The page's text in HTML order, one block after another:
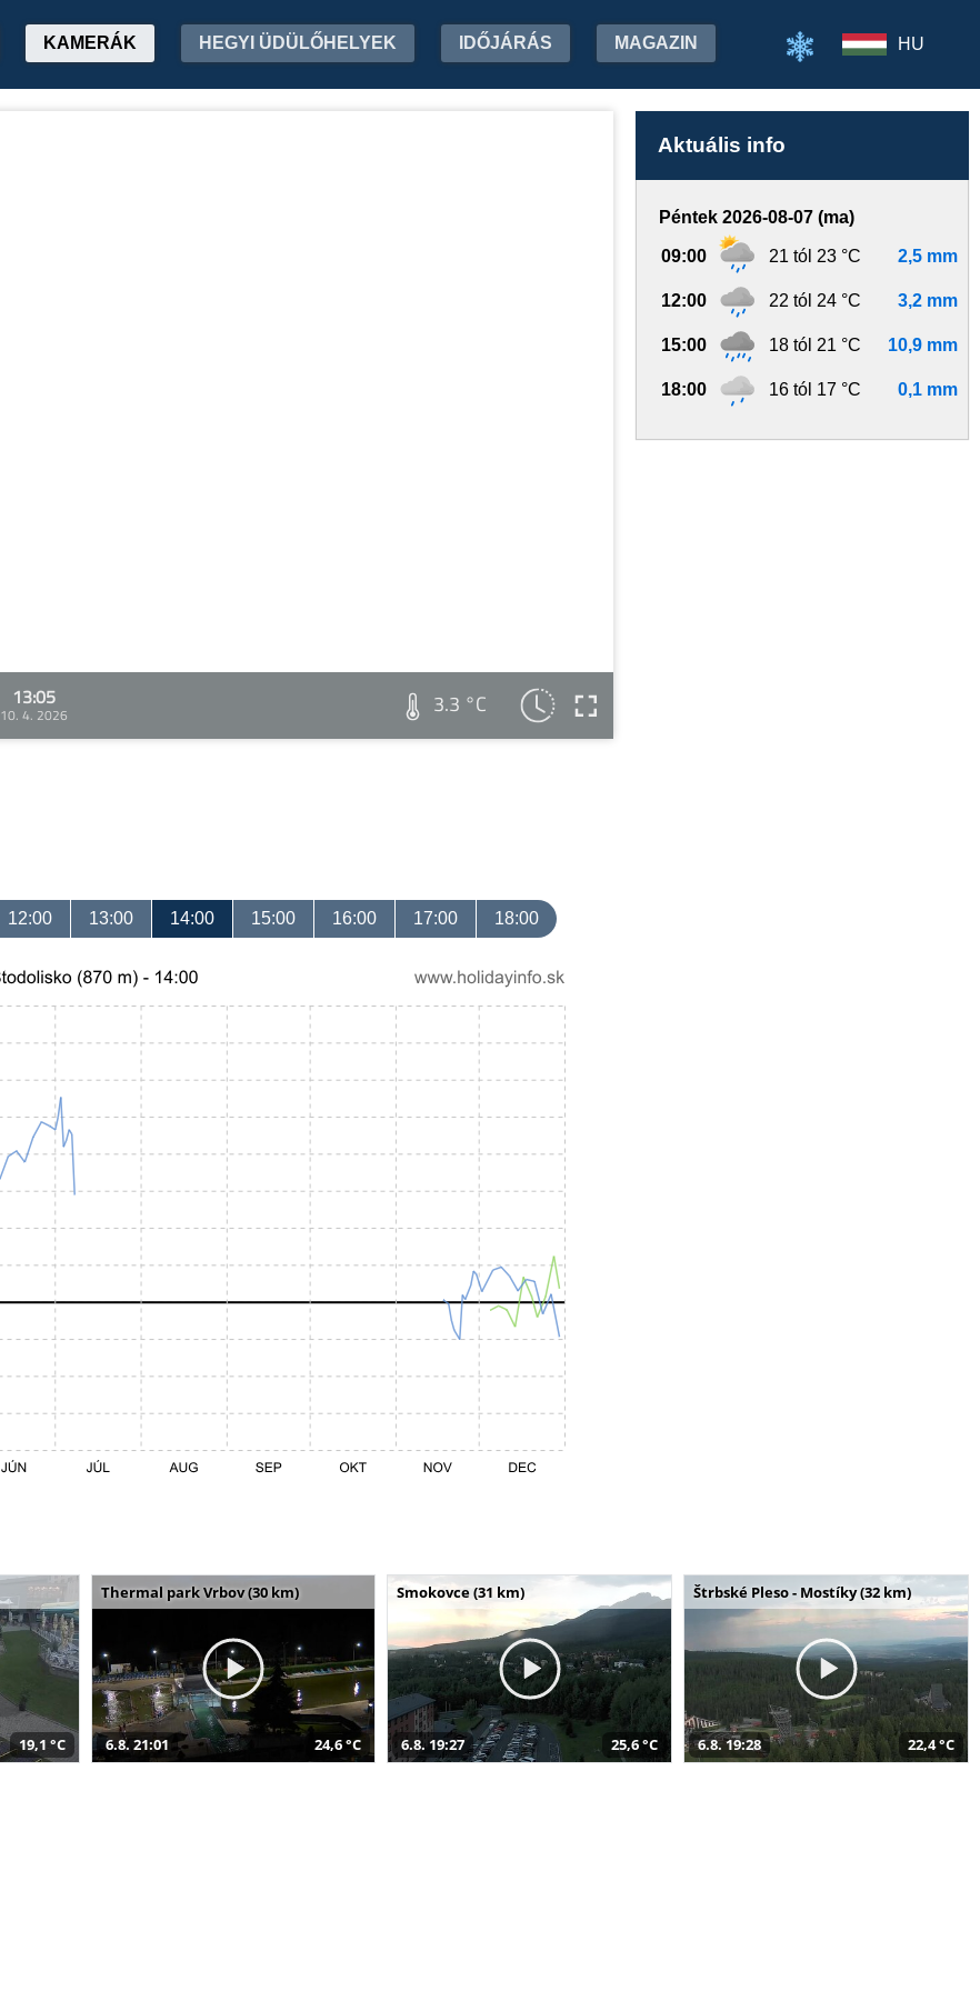
KAMERÁK HEGYI ÜDÜLŐHELYEK IDŐJÁRÁS MAGAZIN HU
13:05
10. 4. 2026 3.3 °C
Aktuális info
Péntek 2026-08-07 (ma)
09:00 21 tól 23 °C 2,5 mm
12:00 22 tól 24 °C 3,2 mm
15:00 18 tól 21 °C 10,9 mm
18:00 16 tól 17 °C 0,1 mm
12:00 13:00 14:00 15:00 16:00 17:00 18:00
19,1 °C
Thermal park Vrbov (30 km)
6.8. 21:01 24,6 °C
Smokovce (31 km)
6.8. 19:27 25,6 °C
Štrbské Pleso - Mostíky (32 km)
6.8. 19:28 22,4 °C